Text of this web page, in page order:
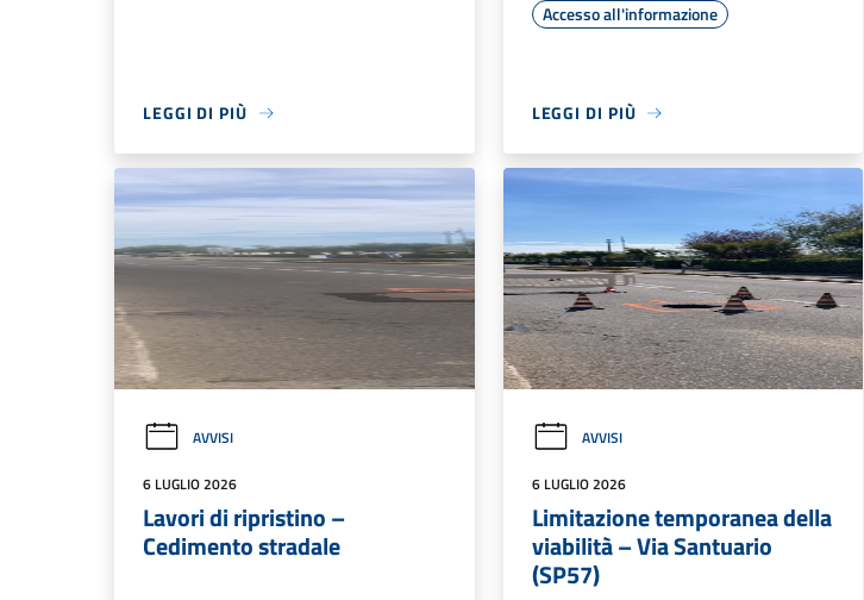
LEGGI DI PIÙ
Accesso all'informazione
LEGGI DI PIÙ
AVVISI
6 LUGLIO 2026
Lavori di ripristino –
Cedimento stradale
AVVISI
6 LUGLIO 2026
Limitazione temporanea della
viabilità – Via Santuario
(SP57)